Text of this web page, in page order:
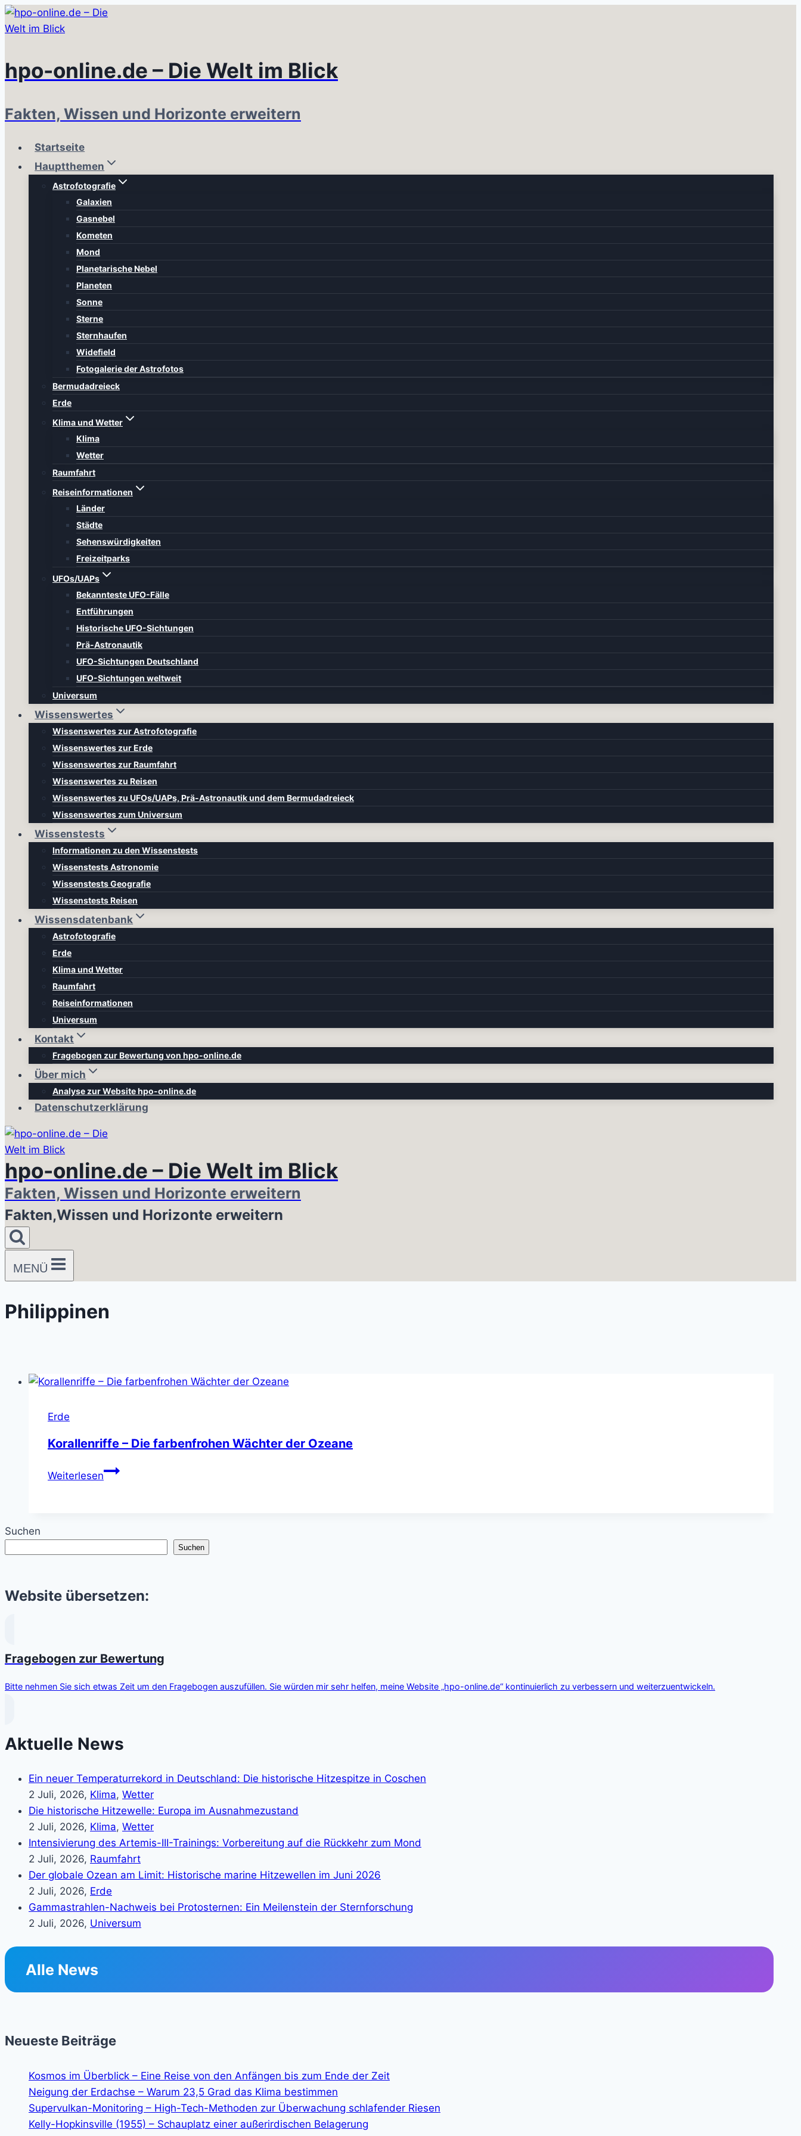
Zum
Inhalt
hpo-online.de – Die Welt im Blick
Fakten, Wissen und Horizonte erweitern
Startseite
Hauptthemen
Astrofotografie
Galaxien
Gasnebel
Kometen
Mond
Planetarische Nebel
Planeten
Sonne
Sterne
Sternhaufen
Widefield
Fotogalerie der Astrofotos
Bermudadreieck
Erde
Klima und Wetter
Klima
Wetter
Raumfahrt
Reiseinformationen
Länder
Städte
Sehenswürdigkeiten
Freizeitparks
UFOs/UAPs
Bekannteste UFO-Fälle
Entführungen
Historische UFO-Sichtungen
Prä-Astronautik
UFO-Sichtungen Deutschland
UFO-Sichtungen weltweit
Universum
Wissenswertes
Wissenswertes zur Astrofotografie
Wissenswertes zur Erde
Wissenswertes zur Raumfahrt
Wissenswertes zu Reisen
Wissenswertes zu UFOs/UAPs, Prä-Astronautik und dem Bermudadreieck
Wissenswertes zum Universum
Wissenstests
Informationen zu den Wissenstests
Wissenstests Astronomie
Wissenstests Geografie
Wissenstests Reisen
Wissensdatenbank
Astrofotografie
Erde
Klima und Wetter
Raumfahrt
Reiseinformationen
Universum
Kontakt
Fragebogen zur Bewertung von hpo-online.de
Über mich
Analyse zur Website hpo-online.de
Datenschutzerklärung
hpo-online.de – Die Welt im Blick
Fakten, Wissen und Horizonte erweitern
Fakten,Wissen und Horizonte erweitern
MENÜ
Philippinen
Erde
Korallenriffe – Die farbenfrohen Wächter der Ozeane
WeiterlesenKorallenriffe
Suchen
Suchen
Website übersetzen:
Fragebogen zur Bewertung
Bitte nehmen Sie sich etwas Zeit um den Fragebogen auszufüllen. Sie würden mir sehr helfen, meine Website „hpo-online.de“ kontinuierlich zu verbessern und weiterzuentwickeln.
Aktuelle News
Ein neuer Temperaturrekord in Deutschland: Die historische Hitzespitze in Coschen
2 Juli, 2026, Klima, Wetter
Die historische Hitzewelle: Europa im Ausnahmezustand
2 Juli, 2026, Klima, Wetter
Intensivierung des Artemis-III-Trainings: Vorbereitung auf die Rückkehr zum Mond
2 Juli, 2026, Raumfahrt
Der globale Ozean am Limit: Historische marine Hitzewellen im Juni 2026
2 Juli, 2026, Erde
Gammastrahlen-Nachweis bei Protosternen: Ein Meilenstein der Sternforschung
2 Juli, 2026, Universum
Alle News
Neueste Beiträge
Kosmos im Überblick – Eine Reise von den Anfängen bis zum Ende der Zeit
Neigung der Erdachse – Warum 23,5 Grad das Klima bestimmen
Supervulkan-Monitoring – High-Tech-Methoden zur Überwachung schlafender Riesen
Kelly-Hopkinsville (1955) – Schauplatz einer außerirdischen Belagerung